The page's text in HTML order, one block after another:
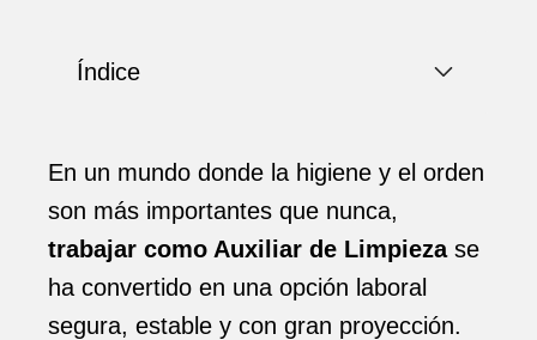
Índice
En un mundo donde la higiene y el orden
son más importantes que nunca,
trabajar como Auxiliar de Limpiezase
ha convertido en una opción laboral
segura, estable y con gran proyección.